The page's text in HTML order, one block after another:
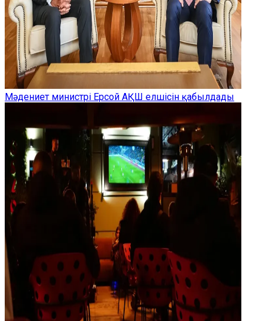
Мәдениет министрі Ерсой АҚШ елшісін қабылдады